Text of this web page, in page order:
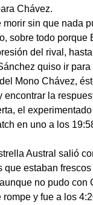
Chávez.
sin que nada
sobre todo porque
del rival,
quiso ir
Mono Chávez,
encontrar la
el
en uno a los
Austral salió
estaban
no pudo con
y fue a los